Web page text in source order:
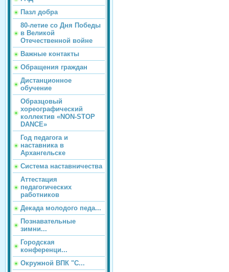
Пазл добра
80-летие со Дня Победы
в Великой
Отечественной войне
Важные контакты
Обращения граждан
Дистанционное
обучение
Образцовый
хореографический
коллектив «NON-STOP
DANCE»
Год педагога и
наставника в
Архангельске
Система наставничества
Аттестация
педагогических
работников
Декада молодого педа...
Познавательные
зимни...
Городская
конференци...
Окружной ВПК "С...